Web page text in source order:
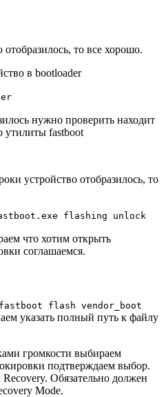
то все хорошо.
в bootloader
нужно проверить находит
fastboot
устройство отобразилось, то
flashing unlock
что хотим открыть
соглашаемся.
fastboot flash vendor_boot
указать полный путь к файлу
громкости выбираем
подтверждаем выбор.
Обязательно должен
Mode.